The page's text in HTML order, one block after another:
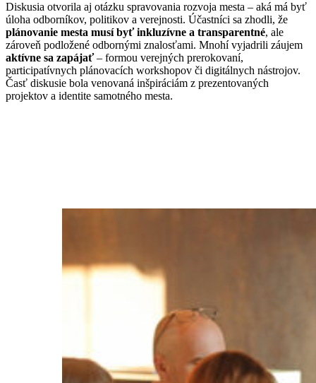
Diskusia otvorila aj otázku spravovania rozvoja mesta – aká má byť
úloha odborníkov, politikov a verejnosti. Účastníci sa zhodli, že
plánovanie mesta musí byť inkluzívne a transparentné, ale
zároveň podložené odbornými znalosťami. Mnohí vyjadrili záujem
aktívne sa zapájať– formou verejných prerokovaní,
participatívnych plánovacích workshopov či digitálnych nástrojov.
Časť diskusie bola venovaná inšpiráciám z prezentovaných
projektov a identite samotného mesta.